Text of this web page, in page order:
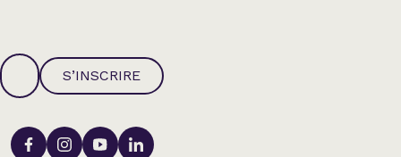
S’INSCRIRE